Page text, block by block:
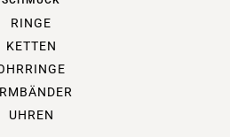
RINGE
KETTEN
UHREN